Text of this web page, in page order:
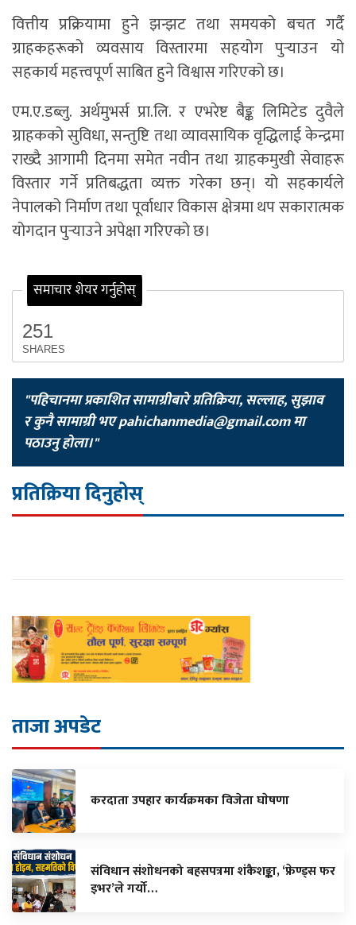
वित्तीय प्रक्रियामा हुने झन्झट तथा समयको बचत गर्दै
ग्राहकहरूको व्यवसाय विस्तारमा सहयोग पुर्‍याउन यो
सहकार्य महत्त्वपूर्ण साबित हुने विश्वास गरिएको छ।
एम.ए.डब्लु. अर्थमुभर्स प्रा.लि. र एभरेष्ट बैङ्क लिमिटेड दुवैले
ग्राहकको सुविधा, सन्तुष्टि तथा व्यावसायिक वृद्धिलाई केन्द्रमा
राख्दै आगामी दिनमा समेत नवीन तथा ग्राहकमुखी सेवाहरू
विस्तार गर्ने प्रतिबद्धता व्यक्त गरेका छन्। यो सहकार्यले
नेपालको निर्माण तथा पूर्वाधार विकास क्षेत्रमा थप सकारात्मक
योगदान पुर्‍याउने अपेक्षा गरिएको छ।
समाचार शेयर गर्नुहोस्
251
SHARES
"पहिचानमा प्रकाशित सामाग्रीबारे प्रतिक्रिया, सल्लाह, सुझाव
र कुनै सामाग्री भएpahichanmedia@gmail.comमा
पठाउनु होला।"
प्रतिक्रिया दिनुहोस्
ताजा अपडेट
करदाता उपहार कार्यक्रमका विजेता घाेषणा
संविधान संशोधनको बहसपत्रमा शंकैशङ्का, ‘फ्रेण्ड्स फर
इभर’ले गर्यो…